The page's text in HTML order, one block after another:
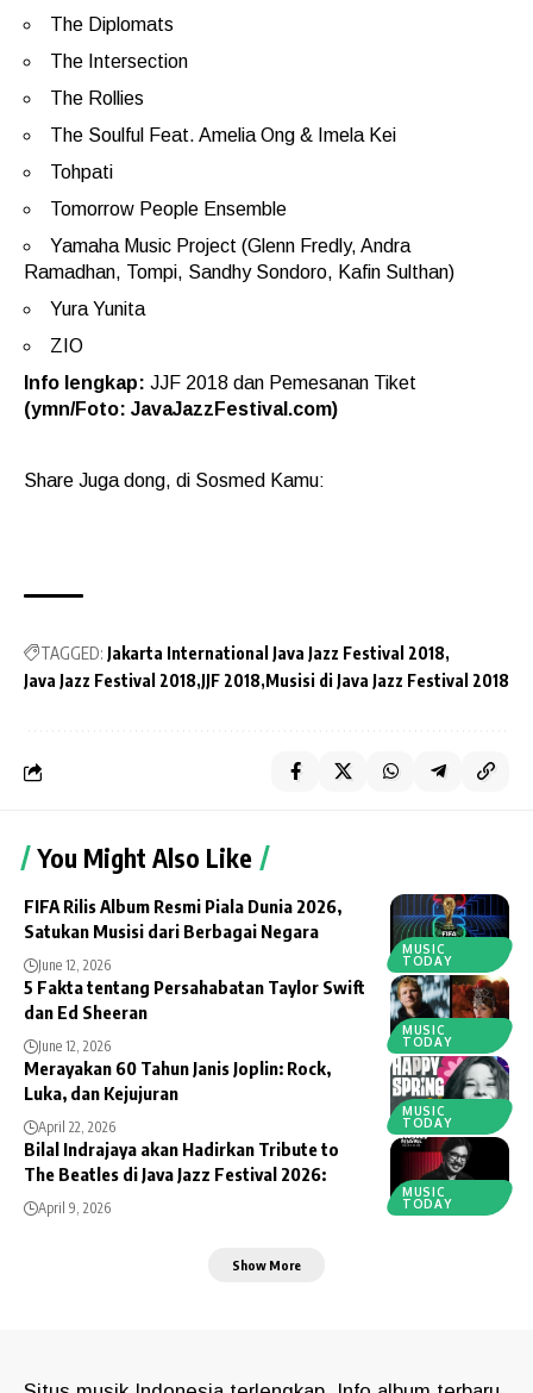
The Diplomats
The Intersection
The Rollies
The Soulful Feat. Amelia Ong & Imela Kei
Tohpati
Tomorrow People Ensemble
Yamaha Music Project (Glenn Fredly, Andra
Ramadhan, Tompi, Sandhy Sondoro, Kafin Sulthan)
Yura Yunita
ZIO
Info lengkap: JJF 2018 dan Pemesanan Tiket
(ymn/Foto: JavaJazzFestival.com)
Share Juga dong, di Sosmed Kamu:
TAGGED: Jakarta International Java Jazz Festival 2018
Java Jazz Festival 2018 JJF 2018 Musisi di Java Jazz Festival 2018
You Might Also Like
MUSIC
TODAY
FIFA Rilis Album Resmi Piala Dunia 2026,
Satukan Musisi dari Berbagai Negara
June 12, 2026
MUSIC
TODAY
5 Fakta tentang Persahabatan Taylor Swift
dan Ed Sheeran
June 12, 2026
MUSIC
TODAY
Merayakan 60 Tahun Janis Joplin: Rock,
Luka, dan Kejujuran
April 22, 2026
MUSIC
TODAY
Bilal Indrajaya akan Hadirkan Tribute to
The Beatles di Java Jazz Festival 2026:
April 9, 2026
Show More